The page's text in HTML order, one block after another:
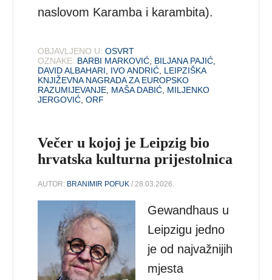
naslovom Karamba i karambita).
OBJAVLJENO U: OSVRT
OZNAKE: BARBI MARKOVIĆ BILJANA PAJIĆ
DAVID ALBAHARI
IVO ANDRIĆ LEIPZIŠKA
KNJIŽEVNA NAGRADA ZA EUROPSKO
RAZUMIJEVANJE MAŠA DABIĆ MILJENKO
JERGOVIĆ ,ORF
Večer u kojoj je Leipzig bio
hrvatska kulturna prijestolnica
AUTOR: BRANIMIR POFUK / 28.03.2026.
Gewandhaus u
Leipzigu jedno
je od najvažnijih
mjesta